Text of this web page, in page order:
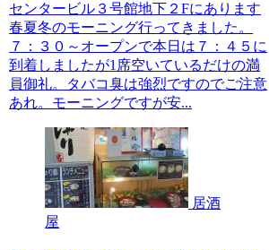
センタービル３号館地下２Fにあります
春夏冬のモーニング行ってきました。
７：３０～オープンで本日は７：４５に
到着しましたが1席空いているだけの満
員御礼。タバコ臭は強烈ですのでご注意
あれ。モーニングですが安...
居酒
屋